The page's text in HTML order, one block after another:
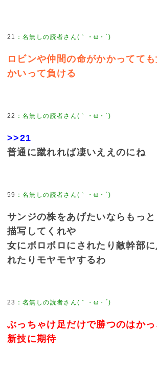
21 ：名無しの読者さん(｀・ω・´)
ロビンや仲間の命がかかってて
かいって負ける
22 ：名無しの読者さん(｀・ω・´)
>>21
普通に蹴れれば凄いええのにね
59 ：名無しの読者さん(｀・ω・´)
サンジの株をあげたいならもっ
描写してくれや
女にボロボロにされたり敵幹部
れたりモヤモヤするわ
23 ：名無しの読者さん(｀・ω・´)
ぶっちゃけ足だけで勝つのはか
新技に期待